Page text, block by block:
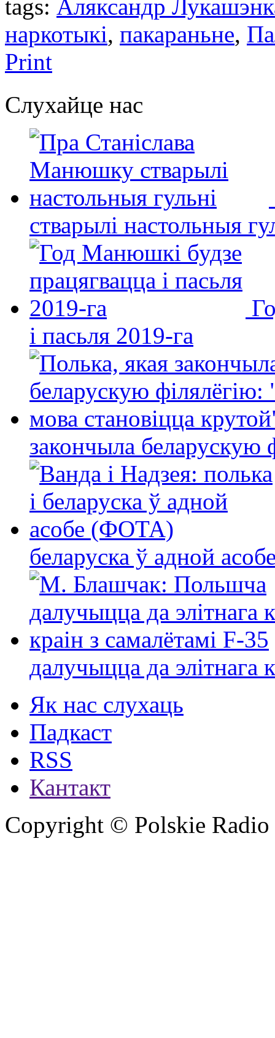
tags: Аляксандр
наркотыкі, пакараньне,
Print
Слухайце нас
стварылі настольныя
і пасьля 2019-га
закончыла беларускую
беларуска ў адной
далучыцца да элітнага
Як нас слухаць
Падкаст
RSS
Кантакт
Copyright © Polskie